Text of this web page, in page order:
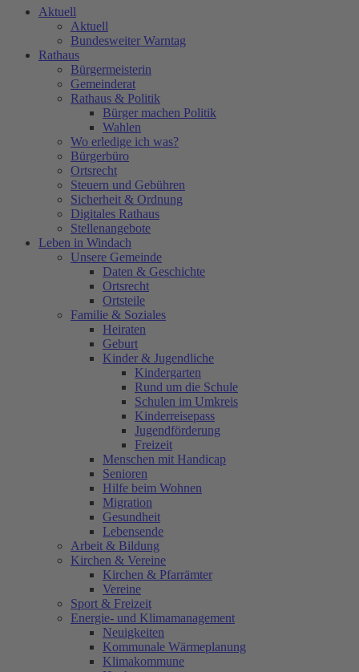
Aktuell
Aktuell
Bundesweiter Warntag
Rathaus
Bürgermeisterin
Gemeinderat
Rathaus & Politik
Bürger machen Politik
Wahlen
Wo erledige ich was?
Bürgerbüro
Ortsrecht
Steuern und Gebühren
Sicherheit & Ordnung
Digitales Rathaus
Stellenangebote
Leben in Windach
Unsere Gemeinde
Daten & Geschichte
Ortsrecht
Ortsteile
Familie & Soziales
Heiraten
Geburt
Kinder & Jugendliche
Kindergarten
Rund um die Schule
Schulen im Umkreis
Kinderreisepass
Jugendförderung
Freizeit
Menschen mit Handicap
Senioren
Hilfe beim Wohnen
Migration
Gesundheit
Lebensende
Arbeit & Bildung
Kirchen & Vereine
Kirchen & Pfarrämter
Vereine
Sport & Freizeit
Energie- und Klimamanagement
Neuigkeiten
Kommunale Wärmeplanung
Klimakommune